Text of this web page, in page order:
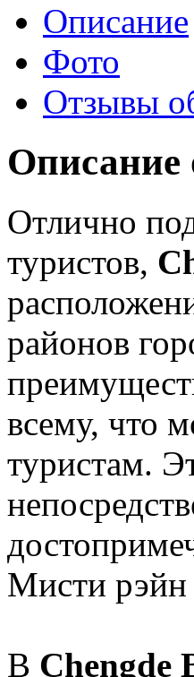
Описание
Фото
Отзывы
Описание
Отлично
туристов,
районов
всему, что
туристам.
Мисти
В Chengde